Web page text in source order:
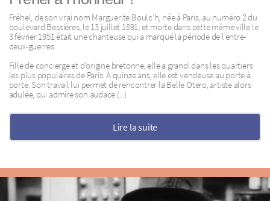
Fréhel, de son vrai nom Marguerite Boulc’h, née à Paris, au numéro 2 du
boulevard Bessières, le 13 juillet 1891, et morte dans cette même ville le
3 février 1951 était une chanteuse qui a marqué la période de l’entre-
deux-guerres.
Fille de concierge et d’origine bretonne, elle a grandi dans les quartiers
les plus populaires de Paris. À quinze ans, elle est vendeuse au porte à
porte. Son travail lui permet de rencontrer la Belle Otero, artiste alors
adulée, qui admire son audace (...)
Lire la suite